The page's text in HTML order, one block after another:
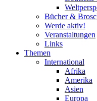
Bücher &
Werde aktiv!
Veranstaltungen
Links
Themen
International
Afrika
Amerika
Asien
Europa